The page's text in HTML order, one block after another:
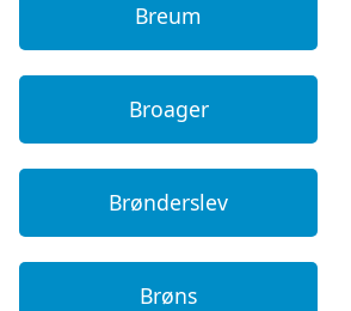
Breum
Broager
Brønderslev
Brøns